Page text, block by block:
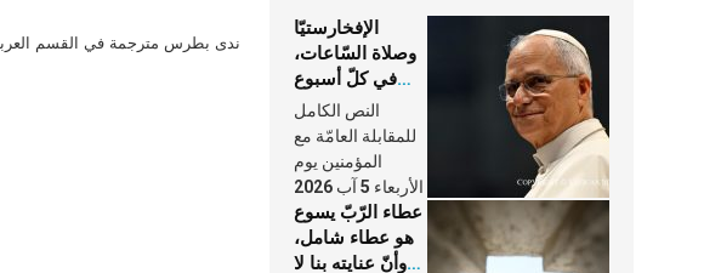
ندى بطرس مترجمة في القسم
الإفخارستيّا
وصلاة السّاعات،
في كلّ أسبوع
وكلّ يوم، هما
النَّفَس في حياة
الكنيسة
النص الكامل
للمقابلة العامّة مع
المؤمنين يوم
الأربعاء 5 آب 2026
عطاء الرّبّ يسوع
هو عطاء شامل،
وأنّ عنايته بنا لا